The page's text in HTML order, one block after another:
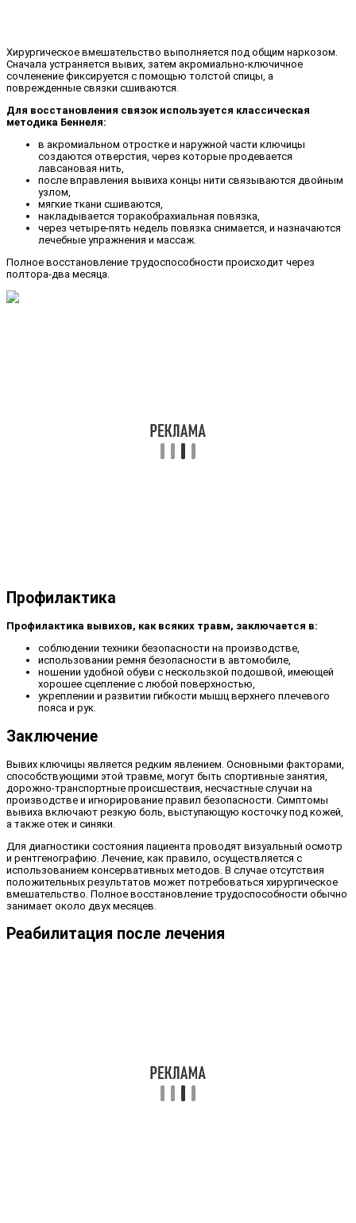
Хирургическое вмешательство выполняется под общим наркозом.
Сначала устраняется вывих, затем акромиально-ключичное
сочленение фиксируется с помощью толстой спицы, а
поврежденные связки сшиваются.
Для восстановления связок используется классическая
методика Беннеля:
в акромиальном отростке и наружной части ключицы
создаются отверстия, через которые продевается
лавсановая нить,
после вправления вывиха концы нити связываются двойным
узлом,
мягкие ткани сшиваются,
накладывается торакобрахиальная повязка,
через четыре-пять недель повязка снимается, и назначаются
лечебные упражнения и массаж.
Полное восстановление трудоспособности происходит через
полтора-два месяца.
Профилактика
Профилактика вывихов, как всяких травм, заключается в:
соблюдении техники безопасности на производстве,
использовании ремня безопасности в автомобиле,
ношении удобной обуви с нескользкой подошвой, имеющей
хорошее сцепление с любой поверхностью,
укреплении и развитии гибкости мышц верхнего плечевого
пояса и рук.
Заключение
Вывих ключицы является редким явлением. Основными факторами,
способствующими этой травме, могут быть спортивные занятия,
дорожно-транспортные происшествия, несчастные случаи на
производстве и игнорирование правил безопасности. Симптомы
вывиха включают резкую боль, выступающую косточку под кожей,
а также отек и синяки.
Для диагностики состояния пациента проводят визуальный осмотр
и рентгенографию. Лечение, как правило, осуществляется с
использованием консервативных методов. В случае отсутствия
положительных результатов может потребоваться хирургическое
вмешательство. Полное восстановление трудоспособности обычно
занимает около двух месяцев.
Реабилитация после лечения